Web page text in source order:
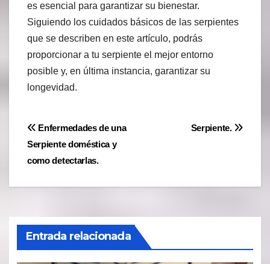
es esencial para garantizar su bienestar.
Siguiendo los cuidados básicos de las serpientes
que se describen en este artículo, podrás
proporcionar a tu serpiente el mejor entorno
posible y, en última instancia, garantizar su
longevidad.
Navegación
de
entradas
Serpiente.
Enfermedades de una
Serpiente doméstica y
como detectarlas.
Entrada relacionada